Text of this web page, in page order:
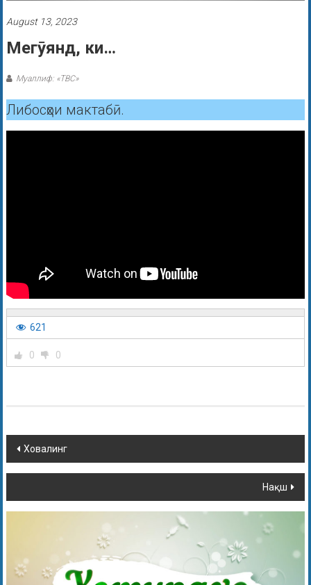
August 13, 2023
Мегӯянд, ки…
Муаллиф: «ТВС»
Либосҳои мактабӣ.
621
0 0
Ховалинг
Нақш